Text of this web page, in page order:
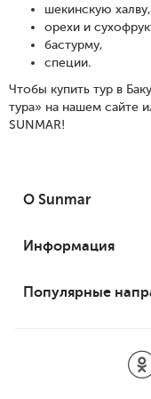
шекинскую халву,
орехи и
бастурму,
специи.
Чтобы купить тур в
тура» на нашем сайте
SUNMAR!
О Sunmar
Информация
Популярные